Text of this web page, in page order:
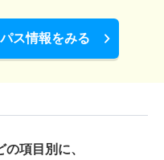
ス情報をみる
項目別に、